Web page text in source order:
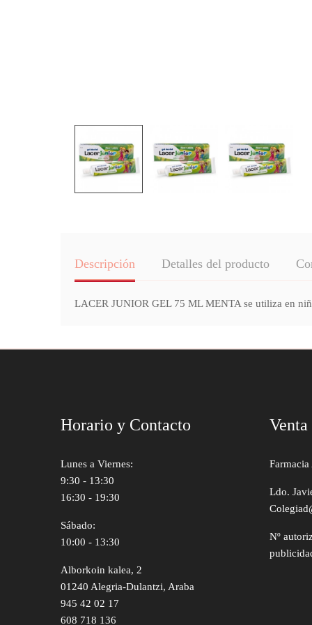
Descripción Detalles del producto
LACER JUNIOR GEL 75 ML MENTA se utiliza en
Horario y Contacto
Lunes a Viernes:
9:30 - 13:30
16:30 - 19:30
Sábado:
10:00 - 13:30
Alborkoin kalea, 2
01240 Alegria-Dulantzi, Araba
945 42 02 17
608 718 136
Ldo.
Nº